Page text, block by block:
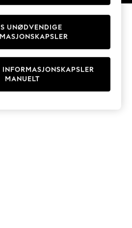
MANUELT
UNØDVENDIGE